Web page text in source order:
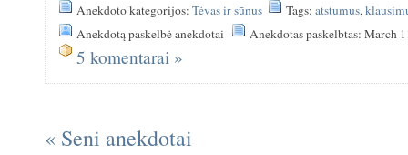
Anekdoto kategorijos:Tėvas ir sūnus Tags:atstumus,
Anekdotą paskelbė anekdotai
Anekdotas paskelbtas: March
5 komentarai »
« Seni anekdotai